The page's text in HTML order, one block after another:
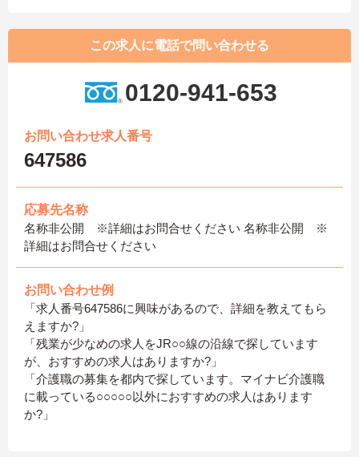
この求人に電話で問い合わせる
0120-941-653
お問い合わせ求人番号
647586
応募先名称
名称非公開 ※詳細はお問合せください 名称非公開 ※
詳細はお問合せください
お問い合わせ例
「求人番号647586に興味があるので、詳細を教えてもら
えますか?」
「残業が少なめの求人をJR○○線の沿線で探しています
が、おすすめの求人はありますか?」
「介護職の募集を都内で探しています。マイナビ介護職
に載っている○○○○○以外におすすめの求人はあります
か?」